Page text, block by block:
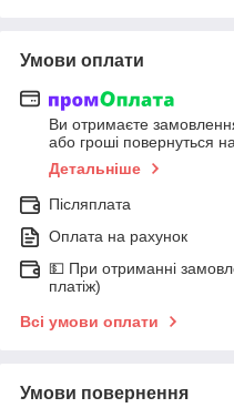
Умови оплати
Ви отримаєте
або гроші повернуться
Детальніше
Післяплата
Оплата на рахунок
💵 При отриманні
платіж)
Всі умови оплати
Умови повернення